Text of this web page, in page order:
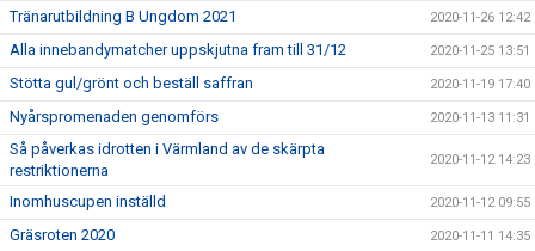
Tränarutbildning B Ungdom 2021 2020-11-26 12:42
Alla innebandymatcher uppskjutna fram till 31/12 2020-11-25 13:51
Stötta gul/grönt och beställ saffran 2020-11-19 17:40
Nyårspromenaden genomförs 2020-11-13 11:31
Så påverkas idrotten i Värmland av de skärpta
restriktionerna
2020-11-12 14:23
Inomhuscupen inställd 2020-11-12 09:55
Gräsroten 2020 2020-11-11 14:35